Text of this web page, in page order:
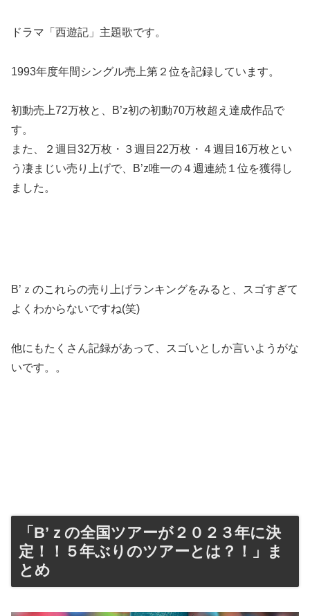
ドラマ「西遊記」主題歌です。
1993年度年間シングル売上第２位を記録しています。
初動売上72万枚と、B’z初の初動70万枚超え達成作品で
す。
また、２週目32万枚・３週目22万枚・４週目16万枚とい
う凄まじい売り上げで、B’z唯一の４週連続１位を獲得し
ました。
B’ｚのこれらの売り上げランキングをみると、スゴすぎて
よくわからないですね(笑)
他にもたくさん記録があって、スゴいとしか言いようがな
いです。。
「B’ｚの全国ツアーが２０２３年に決
定！！５年ぶりのツアーとは？！」ま
とめ